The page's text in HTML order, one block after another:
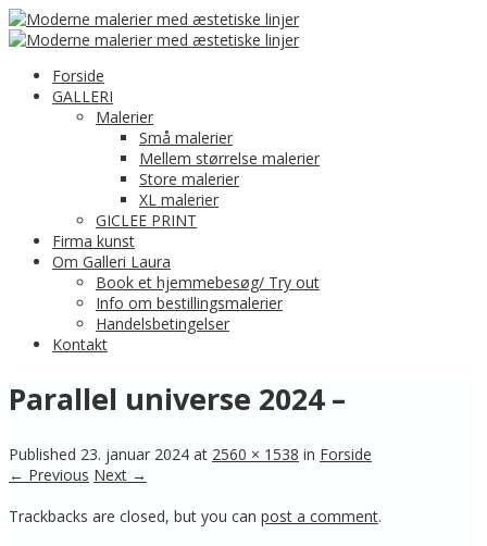
Forside
GALLERI
Malerier
Små malerier
Mellem størrelse malerier
Store malerier
XL malerier
GICLEE PRINT
Firma kunst
Om Galleri Laura
Book et hjemmebesøg/ Try out
Info om bestillingsmalerier
Handelsbetingelser
Kontakt
Parallel universe 2024 –
Published 23. januar 2024 at 2560 × 1538 in Forside
← Previous Next →
Trackbacks are closed, but you can post a comment.